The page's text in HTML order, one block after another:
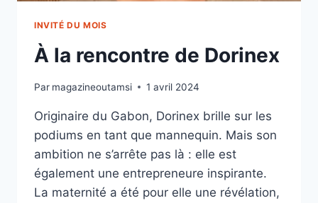
INVITÉ DU MOIS
À la rencontre de Dorinex
Par magazineoutamsi 1 avril 2024
Originaire du Gabon, Dorinex brille sur les
podiums en tant que mannequin. Mais son
ambition ne s’arrête pas là : elle est
également une entrepreneure inspirante.
La maternité a été pour elle une révélation,